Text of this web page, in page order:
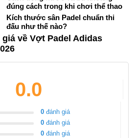
đúng cách trong khi chơi thể thao
Kích thước sân Padel chuẩn thi
đấu như thế nào?
về Vợt Padel Adidas
0.0
0 đánh giá
0 đánh giá
0 đánh giá